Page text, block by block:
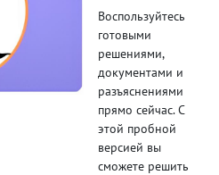
Воспользуйтесь
готовыми
решениями,
документами и
разъяснениями
прямо сейчас. С
этой пробной
версией вы
сможете решить